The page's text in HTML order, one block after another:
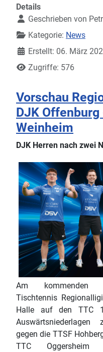
Details
Geschrieben von
Kategorie: News
Erstellt: 06. März
Zugriffe: 576
Vorschau
DJK Offenburg
Weinheim
DJK Herren nach zwei
Am kommenden
Tischtennis
Halle auf den TTC
gegen die TTSF
TTC